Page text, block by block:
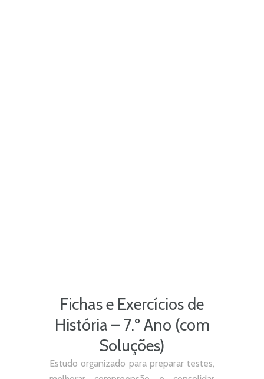
Fichas e Exercícios de
História – 7.º Ano (com
Soluções)
Estudo organizado para preparar testes,